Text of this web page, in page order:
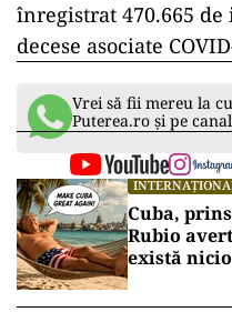
înregistrat 470.665
decese asociate
Vrei să fii mereu la
Puterea.ro și pe
Cuba,
Rubio
există nicio